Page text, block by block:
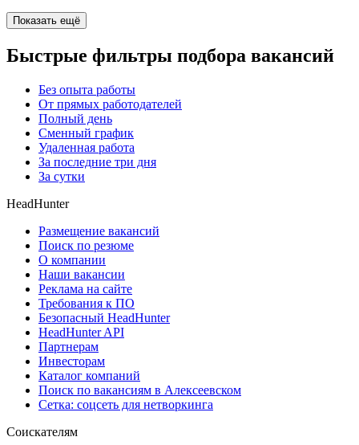
Показать ещё
Быстрые фильтры подбора вакансий
Без опыта работы
От прямых работодателей
Полный день
Сменный график
Удаленная работа
За последние три дня
За сутки
HeadHunter
Размещение вакансий
Поиск по резюме
О компании
Наши вакансии
Реклама на сайте
Требования к ПО
Безопасный HeadHunter
HeadHunter API
Партнерам
Инвесторам
Каталог компаний
Поиск по вакансиям в Алексеевском
Сетка: соцсеть для нетворкинга
Соискателям